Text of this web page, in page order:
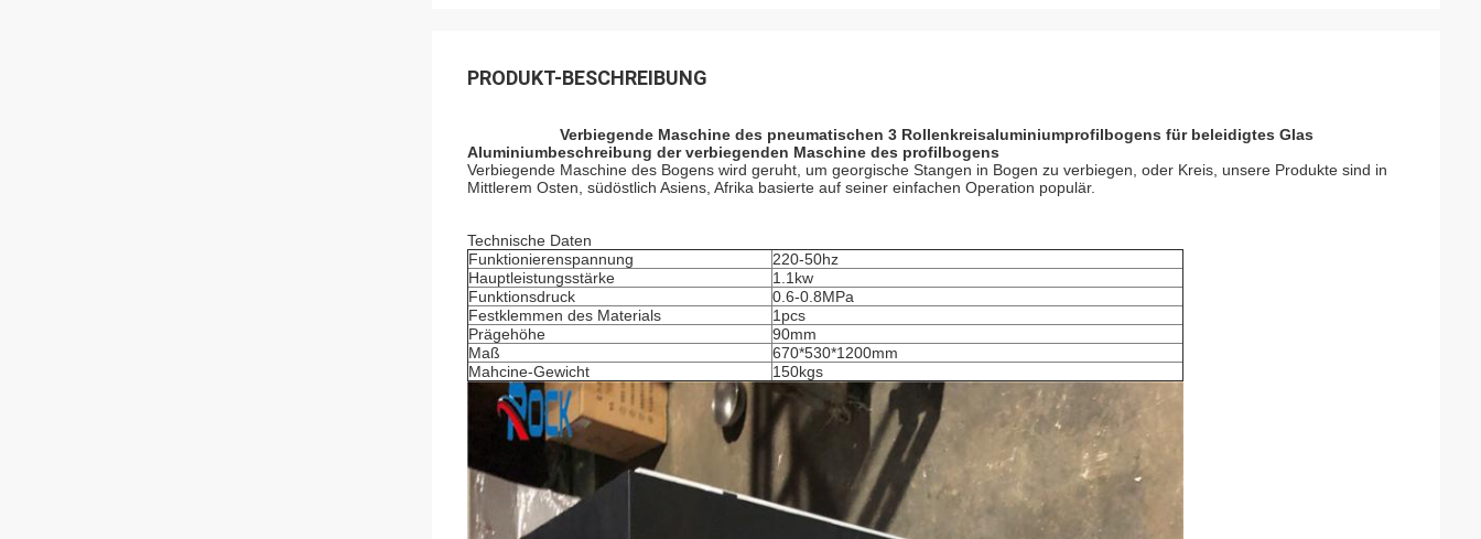
PRODUKT-BESCHREIBUNG
Verbiegende Maschine des pneumatischen 3 Rollenkreisaluminiumprofilbogens für beleidigtes Glas
Aluminiumbeschreibung der verbiegenden Maschine des profilbogens
Verbiegende Maschine des Bogens wird geruht, um georgische Stangen in Bogen zu verbiegen, oder Kreis, unsere Produkte sind in
Mittlerem Osten, südöstlich Asiens, Afrika basierte auf seiner einfachen Operation populär.
Technische Daten
Funktionierenspannung
220-50hz
Hauptleistungsstärke
1.1kw
Funktionsdruck
0.6-0.8MPa
Festklemmen des Materials
1pcs
Prägehöhe
90mm
Maß
670*530*1200mm
Mahcine-Gewicht
150kgs